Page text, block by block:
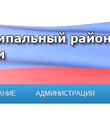
АДМИНИСТРАЦИЯ